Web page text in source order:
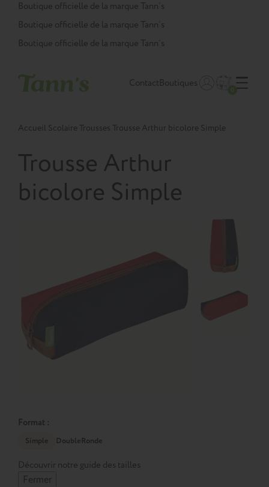
Panneau de gestion des cookies
Boutique officielle de la marque Tann’s
Boutique officielle de la marque Tann’s
Boutique officielle de la marque Tann’s
ContactBoutiques
Accueil Scolaire Trousses Trousse Arthur bicolore Simple
Trousse Arthur
bicolore Simple
Format :
Simple DoubleRonde
Découvrir notre guide des tailles
Fermer